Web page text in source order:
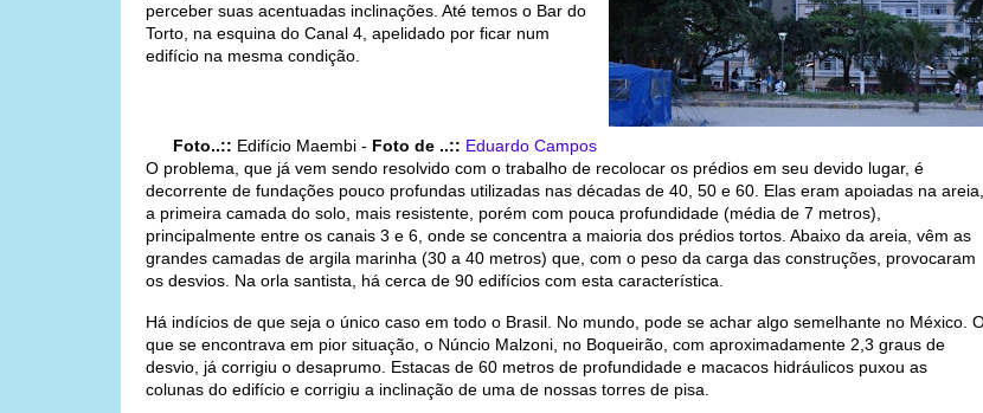
perceber suas acentuadas inclinações. Até temos o Bar do
Torto, na esquina do Canal 4, apelidado por ficar num
edifício na mesma condição.
Foto..:: Edifício Maembi - Foto de ..:: Eduardo Campos
O problema, que já vem sendo resolvido com o trabalho de recolocar os prédios em seu devido lugar, é
decorrente de fundações pouco profundas utilizadas nas décadas de 40, 50 e 60. Elas eram apoiadas na areia,
a primeira camada do solo, mais resistente, porém com pouca profundidade (média de 7 metros),
principalmente entre os canais 3 e 6, onde se concentra a maioria dos prédios tortos. Abaixo da areia, vêm as
grandes camadas de argila marinha (30 a 40 metros) que, com o peso da carga das construções, provocaram
os desvios. Na orla santista, há cerca de 90 edifícios com esta característica.
Há indícios de que seja o único caso em todo o Brasil. No mundo, pode se achar algo semelhante no México.
que se encontrava em pior situação, o Núncio Malzoni, no Boqueirão, com aproximadamente 2,3 graus de
desvio, já corrigiu o desaprumo. Estacas de 60 metros de profundidade e macacos hidráulicos puxou as
colunas do edifício e corrigiu a inclinação de uma de nossas torres de pisa.